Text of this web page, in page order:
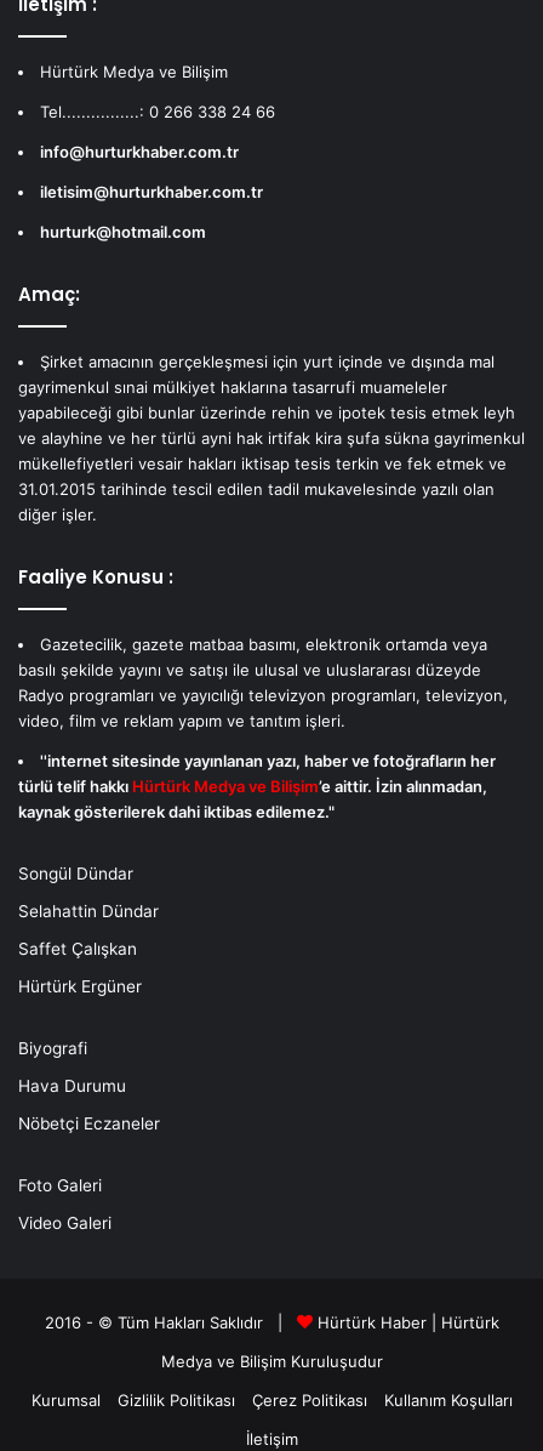
Hürtürk Medya ve Bilişim
Tel................: 0 266 338 24 66
info@hurturkhaber.com.tr
iletisim@hurturkhaber.com.tr
hurturk@hotmail.com
Amaç:
Şirket amacının gerçekleşmesi için yurt içinde ve dışında mal
gayrimenkul sınai mülkiyet haklarına tasarrufi muameleler
yapabileceği gibi bunlar üzerinde rehin ve ipotek tesis etmek leyh
ve alayhine ve her türlü ayni hak irtifak kira şufa sükna gayrimenkul
mükellefiyetleri vesair hakları iktisap tesis terkin ve fek etmek ve
31.01.2015 tarihinde tescil edilen tadil mukavelesinde yazılı olan
diğer işler.
Faaliye Konusu :
Gazetecilik, gazete matbaa basımı, elektronik ortamda veya
basılı şekilde yayını ve satışı ile ulusal ve uluslararası düzeyde
Radyo programları ve yayıcılığı televizyon programları, televizyon,
video, film ve reklam yapım ve tanıtım işleri.
''internet sitesinde yayınlanan yazı, haber ve fotoğrafların her
türlü telif hakkı Hürtürk Medya ve Bilişim’e aittir. İzin alınmadan,
kaynak gösterilerek dahi iktibas edilemez."
Songül Dündar
Selahattin Dündar
Saffet Çalışkan
Hürtürk Ergüner
Biyografi
Hava Durumu
Nöbetçi Eczaneler
Foto Galeri
Video Galeri
2016 - © Tüm Hakları Saklıdır | Hürtürk Haber
Hürtürk
Medya ve BilişimKuruluşudur
Kurumsal
Gizlilik Politikası Çerez Politikası
Kullanım Koşulları
İletişim